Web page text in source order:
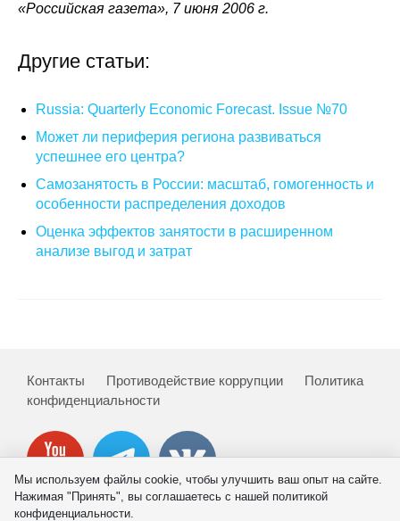
«Российская газета», 7 июня 2006 г.
Другие статьи:
Russia: Quarterly Economic Forecast. Issue №70
Может ли периферия региона развиваться
успешнее его центра?
Самозанятость в России: масштаб, гомогенность и
особенности распределения доходов
Оценка эффектов занятости в расширенном
анализе выгод и затрат
Контакты Противодействие коррупции
Политика
конфиденциальности
Мы используем файлы cookie, чтобы улучшить ваш опыт на сайте.
Нажимая "Принять", вы соглашаетесь с нашей политикой
конфиденциальности.